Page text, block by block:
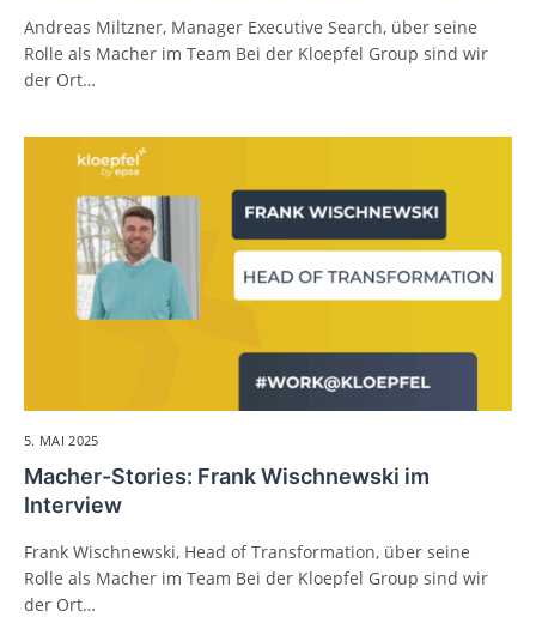
Andreas Miltzner, Manager Executive Search, über seine
Rolle als Macher im Team Bei der Kloepfel Group sind wir
der Ort…
5. MAI 2025
Macher-Stories: Frank Wischnewski im
Interview
Frank Wischnewski, Head of Transformation, über seine
Rolle als Macher im Team Bei der Kloepfel Group sind wir
der Ort…